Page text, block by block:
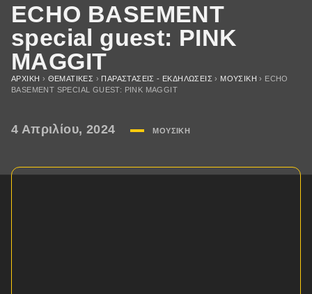
ECHO BASEMENT
special guest: PINK
MAGGIT
ΑΡΧΙΚΉ › ΘΕΜΑΤΙΚΈΣ › ΠΑΡΑΣΤΆΣΕΙΣ - ΕΚΔΗΛΏΣΕΙΣ › ΜΟΥΣΙΚΉ › ECHO
BASEMENT SPECIAL GUEST: PINK MAGGIT
4 Απριλίου, 2024 ΜΟΥΣΙΚΉ